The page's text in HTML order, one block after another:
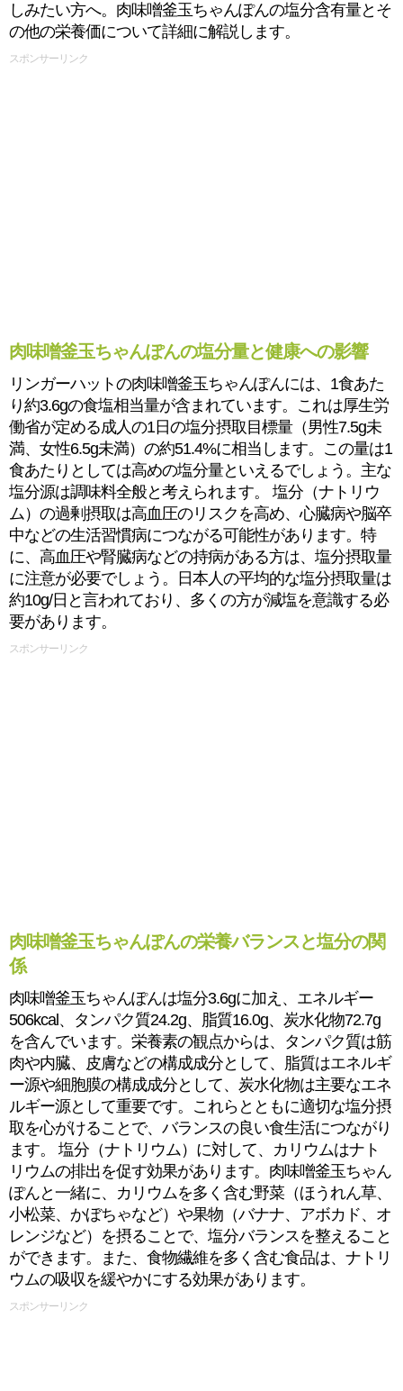
しみたい方へ。肉味噌釜玉ちゃんぽんの塩分含有量とそ
の他の栄養価について詳細に解説します。
スポンサーリンク
肉味噌釜玉ちゃんぽんの塩分量と健康への影響
リンガーハットの肉味噌釜玉ちゃんぽんには、1食あた
り約3.6gの食塩相当量が含まれています。これは厚生労
働省が定める成人の1日の塩分摂取目標量（男性7.5g未
満、女性6.5g未満）の約51.4%に相当します。この量は1
食あたりとしては高めの塩分量といえるでしょう。主な
塩分源は調味料全般と考えられます。 塩分（ナトリウ
ム）の過剰摂取は高血圧のリスクを高め、心臓病や脳卒
中などの生活習慣病につながる可能性があります。特
に、高血圧や腎臓病などの持病がある方は、塩分摂取量
に注意が必要でしょう。日本人の平均的な塩分摂取量は
約10g/日と言われており、多くの方が減塩を意識する必
要があります。
スポンサーリンク
肉味噌釜玉ちゃんぽんの栄養バランスと塩分の関
係
肉味噌釜玉ちゃんぽんは塩分3.6gに加え、エネルギー
506kcal、タンパク質24.2g、脂質16.0g、炭水化物72.7g
を含んでいます。栄養素の観点からは、タンパク質は筋
肉や内臓、皮膚などの構成成分として、脂質はエネルギ
ー源や細胞膜の構成成分として、炭水化物は主要なエネ
ルギー源として重要です。これらとともに適切な塩分摂
取を心がけることで、バランスの良い食生活につながり
ます。 塩分（ナトリウム）に対して、カリウムはナト
リウムの排出を促す効果があります。肉味噌釜玉ちゃん
ぽんと一緒に、カリウムを多く含む野菜（ほうれん草、
小松菜、かぼちゃなど）や果物（バナナ、アボカド、オ
レンジなど）を摂ることで、塩分バランスを整えること
ができます。また、食物繊維を多く含む食品は、ナトリ
ウムの吸収を緩やかにする効果があります。
スポンサーリンク